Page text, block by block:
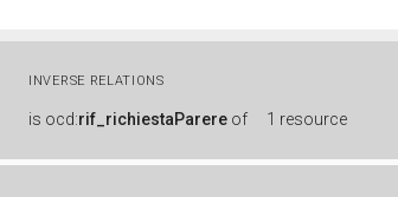
INVERSE RELATIONS
is ocd:rif_richiestaParere of 1 resource